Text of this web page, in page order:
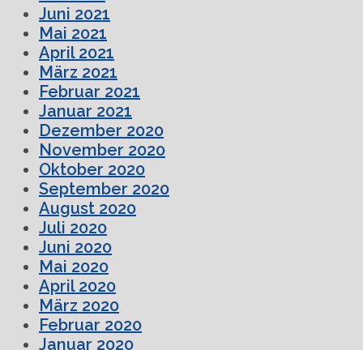
Juni 2021
Mai 2021
April 2021
März 2021
Februar 2021
Januar 2021
Dezember 2020
November 2020
Oktober 2020
September 2020
August 2020
Juli 2020
Juni 2020
Mai 2020
April 2020
März 2020
Februar 2020
Januar 2020